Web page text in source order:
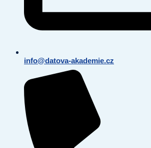
info@datova-akademie.cz